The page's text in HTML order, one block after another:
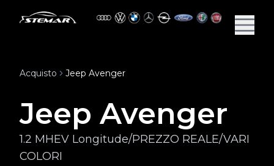
Acquisto Jeep Avenger
Jeep Avenger
1.2 MHEV Longitude/PREZZO REALE/VARI
COLORI